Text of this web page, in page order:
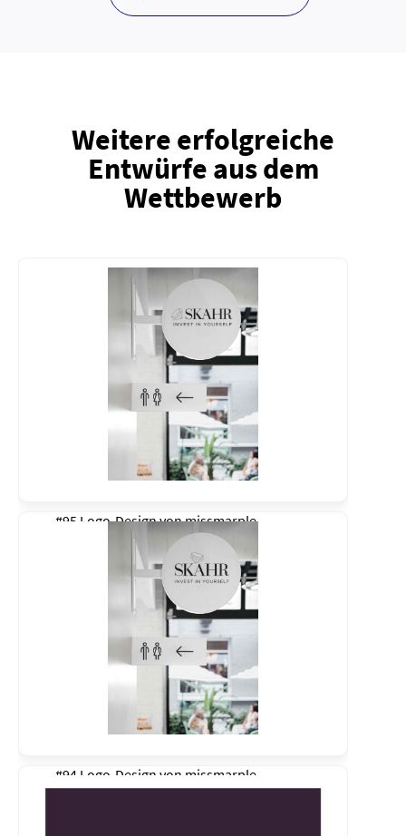
Weitere erfolgreiche
Entwürfe aus dem
Wettbewerb
#95 Logo-Design vonmissmarple
#94 Logo-Design von missmarple